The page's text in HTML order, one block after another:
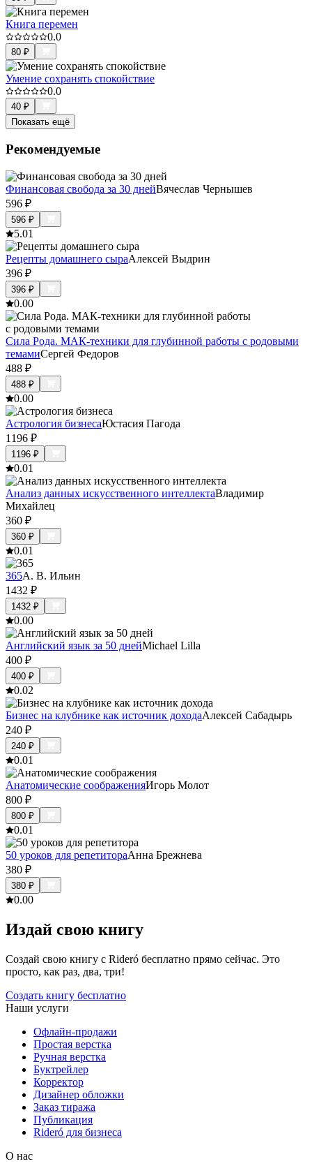
Книга перемен
0.0
80 ₽
Умение сохранять спокойствие
0.0
40 ₽
Показать ещё
Рекомендуемые
Финансовая свобода за 30 днейВячеслав Чернышев
596 ₽
596 ₽
5.01
Рецепты домашнего сыраАлексей Выдрин
396 ₽
396 ₽
0.00
Сила Рода. МАК-техники для глубинной работы с родовыми
темамиСергей Федоров
488 ₽
488 ₽
0.00
Астрология бизнесаЮстасия Пагода
1196 ₽
1196 ₽
0.01
Анализ данных искусственного интеллектаВладимир
Михайлец
360 ₽
360 ₽
0.01
365А. В. Ильин
1432 ₽
1432 ₽
0.00
Английский язык за 50 днейMichael Lilla
400 ₽
400 ₽
0.02
Бизнес на клубнике как источник доходаАлексей Сабадырь
240 ₽
240 ₽
0.01
Анатомические соображенияИгорь Молот
800 ₽
800 ₽
0.01
50 уроков для репетитораАнна Брежнева
380 ₽
380 ₽
0.00
Издай свою книгу
Создай свою книгу с Rideró бесплатно прямо сейчас. Это
просто, как раз, два, три!
Создать книгу бесплатно
Наши услуги
Офлайн-продажи
Простая верстка
Ручная верстка
Буктрейлер
Корректор
Дизайнер обложки
Заказ тиража
Публикация
Rideró для бизнеса
О нас